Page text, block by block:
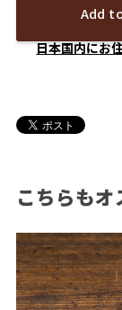
Add
日本国内にお
こちらもオ